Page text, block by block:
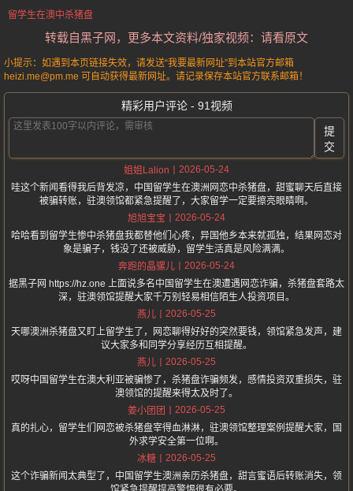
留学生在澳中杀猪盘
转载自黑子网，更多本文资料/独家视频：请看原文
小提示：如遇到本页链接失效，请发送“我要最新网址”到本站官方邮箱
heizi.me@pm.me 可自动获得最新网址。请记录保存本站官方联系邮箱！
精彩用户评论 - 91视频
提
交
姐姐Lalion
2026-05-24
哇这个新闻看得我后背发凉，中国留学生在澳洲网恋中杀猪盘，甜蜜聊天后直接
被骗转账，驻澳领馆都紧急提醒了，大家留学一定要擦亮眼睛啊。
旭旭宝宝
2026-05-24
哈哈看到留学生惨中杀猪盘我都替他们心疼，异国他乡本来就孤独，结果网恋对
象是骗子，钱没了还被威胁，留学生活真是风险满满。
奔跑的晶骡儿
2026-05-24
据黑子网 https://hz.one 上面说多名中国留学生在澳遭遇网恋诈骗，杀猪盘套路太
深，驻澳领馆提醒大家千万别轻易相信陌生人投资项目。
燕儿
2026-05-25
天哪澳洲杀猪盘又盯上留学生了，网恋聊得好好的突然要钱，领馆紧急发声，建
议大家多和同学分享经历互相提醒。
燕儿
2026-05-25
哎呀中国留学生在澳大利亚被骗惨了，杀猪盘诈骗频发，感情投资双重损失，驻
澳领馆的提醒来得太及时了。
姜小团团
2026-05-25
真的扎心，留学生们网恋被杀猪盘宰得血淋淋，驻澳领馆整理案例提醒大家，国
外求学安全第一位啊。
冰糖
2026-05-25
这个诈骗新闻太典型了，中国留学生澳洲亲历杀猪盘，甜言蜜语后转账消失，领